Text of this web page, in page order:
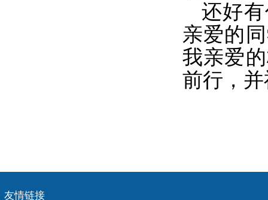
还好
亲爱的
我亲爱
前行，
友情链接